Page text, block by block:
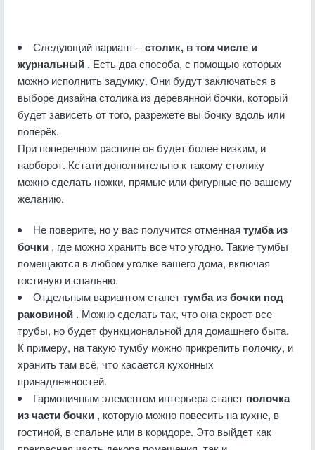
Следующий вариант –столик, в том числе и
журнальный . Есть два способа, с помощью которых
можно исполнить задумку. Они будут заключаться в
выборе дизайна столика из деревянной бочки, который
будет зависеть от того, разрежете вы бочку вдоль или
поперёк.
При поперечном распиле он будет более низким, и
наоборот. Кстати дополнительно к такому столику
можно сделать ножки, прямые или фигурные по вашему
желанию.
Не поверите, но у вас получится отменная тумба из
бочки , где можно хранить все что угодно. Такие тумбы
помещаются в любом уголке вашего дома, включая
гостиную и спальню.
Отдельным вариантом станеттумба из бочки под
раковиной . Можно сделать так, что она скроет все
трубы, но будет функциональной для домашнего быта.
К примеру, на такую тумбу можно прикрепить полочку, и
хранить там всё, что касается кухонных
принадлежностей.
Гармоничным элементом интерьера станет полочка
из части бочки , которую можно повесить на кухне, в
гостиной, в спальне или в коридоре. Это выйдет как